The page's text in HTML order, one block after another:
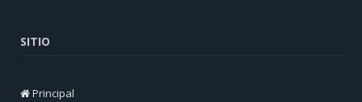
SITIO
Principal